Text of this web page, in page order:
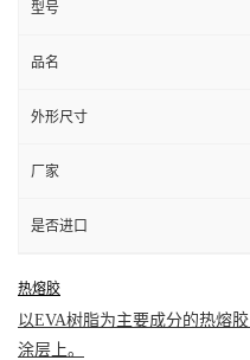
型号
品名
外形尺寸
厂家
是否进口
热熔胶
以EVA树脂为主要成分的热熔胶
涂层 上。